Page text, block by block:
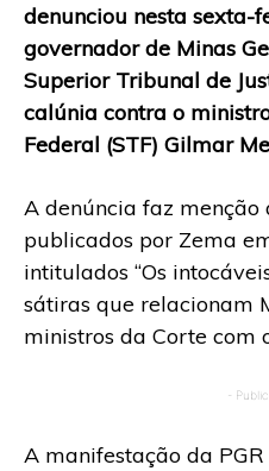
denunciou nesta sexta-
governador de Minas
Superior Tribunal de
calúnia contra o
Federal (STF) Gilmar
A denúncia faz menção
publicados por Zema
intitulados “Os
sátiras que relacionam
ministros da Corte com
-
A manifestação da